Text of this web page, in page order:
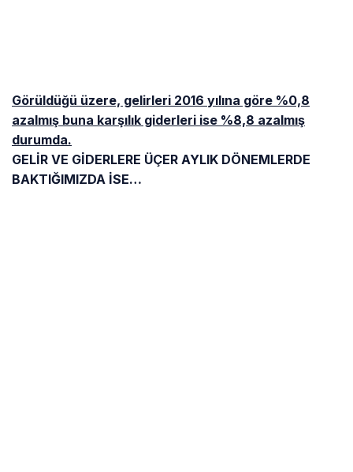
Yukarıda belirttiğimiz gibi THY esas faaliyetlerinden
geçen seneye göre 428 milyon dolar daha iyi
performans elde edilmiş.
giderleri ise 452 milyon dolar azalmış.
Giderlerin en çok düştüğü maliyet kalemi %16,5 ile